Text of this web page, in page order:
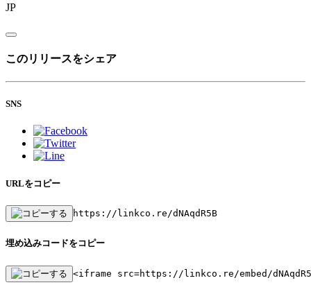
JP
このリリースをシェア
SNS
URLをコピー
https://linkco.re/dNAqdR5B
埋め込みコードをコピー
<iframe src=https://linkco.re/embed/